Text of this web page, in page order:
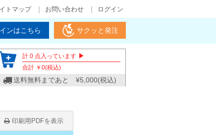
トマップ お問い合わせ ログイン
ンはこちら サクッと発注
計 0 点入っています ▶
合計 ￥ 0(税込)
送料無料まであと ¥5,000(税込)
印刷用PDFを表示